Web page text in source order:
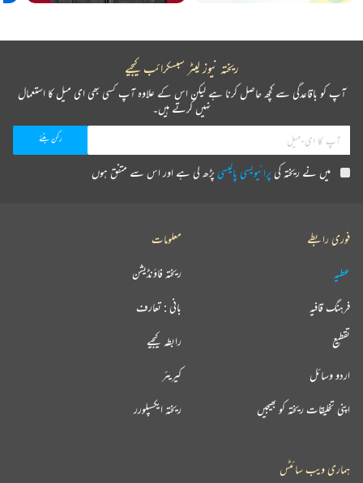
ریختہ نیوز لیٹر سبسکرائب کیجیے
آپ کو باقاعدگی سے کچھ حاصل کرنا ہے لیکن اس کے علاوہ آپ کسی بھی ای میل کا استعمال
نہیں کرتے ہیں۔
میں نے ریختہ کیپرائیویسی پالیسیپڑھ لی ہے اور اس سے متفق ہوں
فوری رابطے
عطیہ
فرہنگ قافیہ
تقطیع
اردو وسائل
اپنی تخلیقات ریختہ کو بھیجیں
معلومات
ریختہ فاؤنڈیشن
بانی : تعارف
رابطہ کیجیے
کیریئر
ریختہ ایکسپلورر
ہماری ویب سائٹس